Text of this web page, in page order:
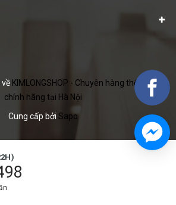
KIMLONGSHOP - Chuyên hàng thể thao
chính hãng tại Hà Nội
Cung cấp bởi Sapo